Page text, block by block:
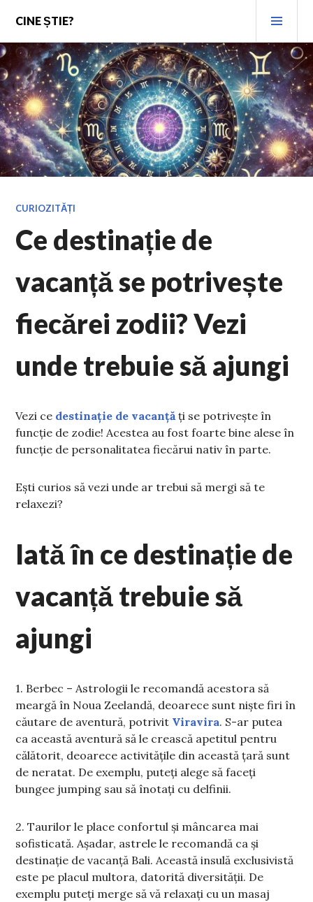
content
CINE ȘTIE?
CURIOZITĂȚI
Ce destinație de
vacanță se potrivește
fiecărei zodii? Vezi
unde trebuie să ajungi
Vezi ce destinație de vacanțăți se potrivește în
funcție de zodie! Acestea au fost foarte bine alese în
funcție de personalitatea fiecărui nativ în parte.
Ești curios să vezi unde ar trebui să mergi să te
relaxezi?
Iată în ce destinație de
vacanță trebuie să
ajungi
1. Berbec – Astrologii le recomandă acestora să
meargă în Noua Zeelandă, deoarece sunt niște firi în
căutare de aventură, potrivit Viravira. S-ar putea
ca această aventură să le crească apetitul pentru
călătorit, deoarece activitățile din această țară sunt
de neratat. De exemplu, puteți alege să faceți
bungee jumping sau să înotați cu delfinii.
2. Taurilor le place confortul și mâncarea mai
sofisticată. Așadar, astrele le recomandă ca și
destinație de vacanță Bali. Această insulă exclusivistă
este pe placul multora, datorită diversității. De
exemplu puteți merge să vă relaxați cu un masaj